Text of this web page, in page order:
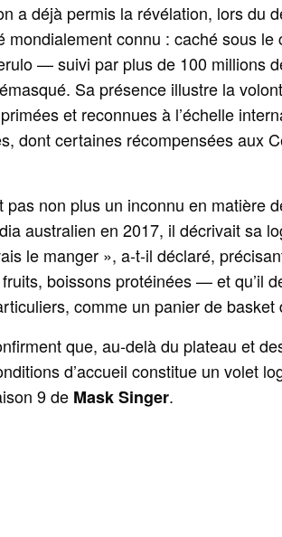
a déjà permis la révélation, lors du
mondialement connu : caché sous
— suivi par plus de 100 millions
Sa présence illustre la
et reconnues à l’échelle
dont certaines récompensées aux
pas non plus un inconnu en matière
australien en 2017, il décrivait sa
le manger », a‑t‑il déclaré,
boissons protéinées — et qu’il
comme un panier de basket
que, au‑delà du plateau et
d’accueil constitue un volet
9 de Mask Singer.